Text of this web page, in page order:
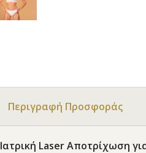
Περιγραφή Προσφοράς
Ιατρική Laser Αποτρίχωση